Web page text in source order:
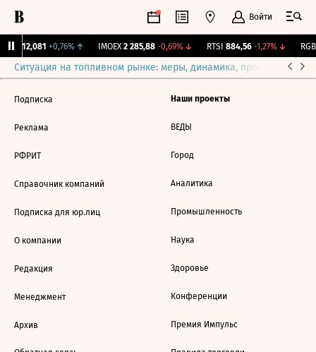
Войти
12,081 +0,76%↑ IMOEX 2 285,88 -0,69%↓ RTSI 884,56 -1,27%↓ RGBI
Ситуация на топливном рынке: меры, динамика, прогнозы
Подписка
Реклама
РФРИТ
Справочник компаний
Подписка для юр.лиц
О компании
Редакция
Менеджмент
Архив
Наши проекты
ВЕДЫ
Город
Аналитика
Промышленность
Наука
Здоровье
Конференции
Премия Импульс